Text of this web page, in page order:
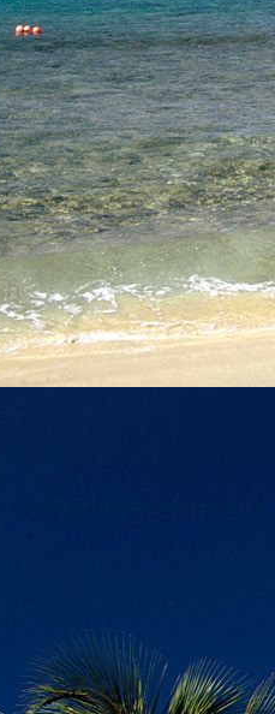
A
folyamatosan
benyújtása a je
történik mind
személyesen.
személyesen a
címen tudjátok
Kérelmeteket
Elérhetőségek